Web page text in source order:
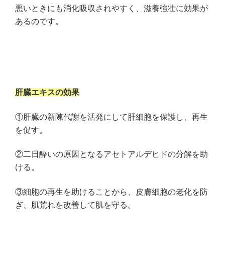
悪いときにも消化吸収されやすく、滋養強壮に効果が
あるのです。
肝臓エキスの効果
①肝臓の新陳代謝を活発にして肝細胞を保護し、再生
を促す。
②二日酔いの原因となるアセトアルデヒドの分解を助
ける。
③細胞の再生を助けることから、皮膚細胞の老化を防
ぎ、肌荒れを改善して肌を守る。